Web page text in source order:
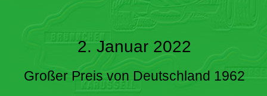
2. Januar 2022
Großer Preis von Deutschland 1962